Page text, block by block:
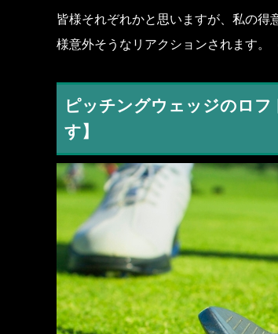
皆様それぞれかと思いますが、私の得
様意外そうなリアクションされます。
ピッチングウェッジのロフ
す】